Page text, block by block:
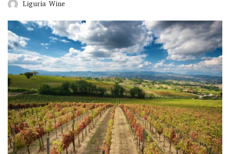
Liguria Wine
Chianti Classico e Crete Senesi, nel cuore della Toscana,
Fèlsina sorge in una terra ricca di fascino…Read More
»
Degustazioni e visite guidate a Fèlsina Posizionata tra
Tour dei vigneti Felsina
Wine Hiking